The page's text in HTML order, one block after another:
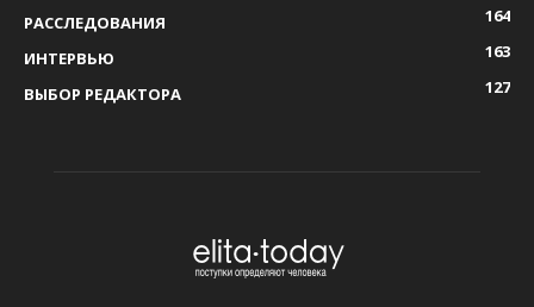
РАССЛЕДОВАНИЯ
164
ИНТЕРВЬЮ
163
ВЫБОР РЕДАКТОРА
127